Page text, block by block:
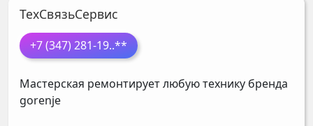
ТехСвязьСервис
+7 (347) 281-19..**
Мастерская ремонтирует любую технику бренда
gorenje